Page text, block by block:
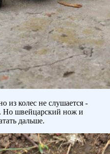
из колес не слушается -
Но швейцарский нож и
дальше.